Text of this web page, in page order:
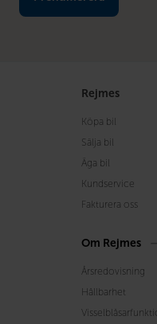
Rejmes
Köpa bil
Sälja bil
Äga bil
Kundservice
Fakturera oss
Om Rejmes
Årsredovisning
Hållbarhet